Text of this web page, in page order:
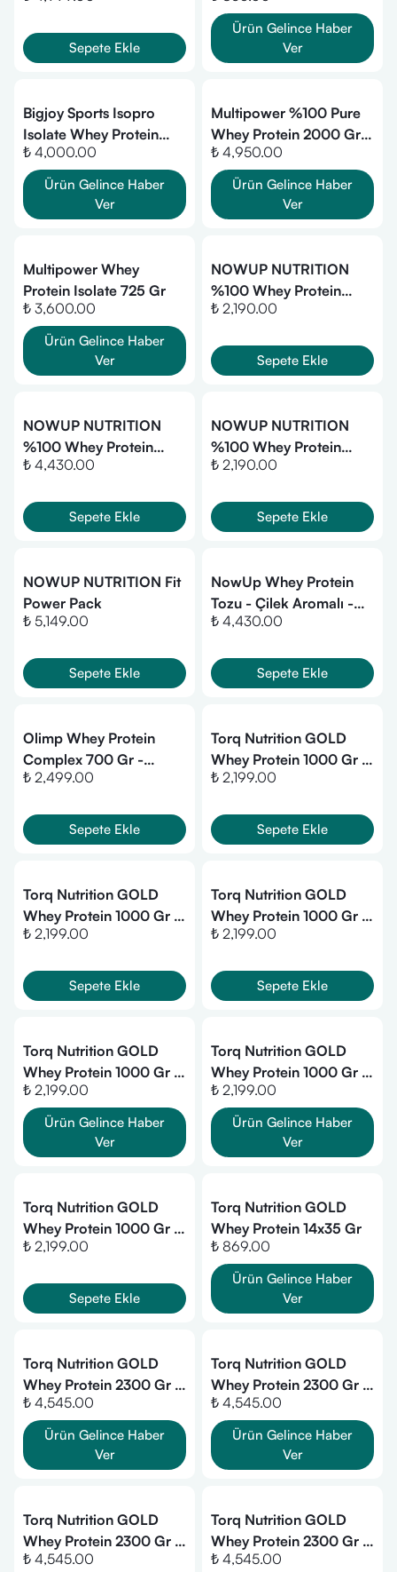
Sepete Ekle
Ürün Gelince Haber
Ver
Bigjoy Sports Isopro
Isolate Whey Protein
1026 Gr - Bisküvi
₺ 4,000.00
Ürün Gelince Haber
Ver
Multipower %100 Pure
Whey Protein 2000 Gr -
Çikolata
₺ 4,950.00
Ürün Gelince Haber
Ver
Multipower Whey
Protein Isolate 725 Gr
₺ 3,600.00
Ürün Gelince Haber
Ver
NOWUP NUTRITION
%100 Whey Protein
Tozu Çikolata Aromalı -
₺ 2,190.00
Sepete Ekle
NOWUP NUTRITION
%100 Whey Protein
Tozu Çikolata Aromalı -
Kas Gelişimi Ve
Korunması
₺ 4,430.00
Sepete Ekle
NOWUP NUTRITION
%100 Whey Protein
Tozu Çilek Aromalı -
Ve Korunması
₺ 2,190.00
Sepete Ekle
NOWUP NUTRITION Fit
Power Pack
₺ 5,149.00
Sepete Ekle
NowUp Whey Protein
Tozu - Çilek Aromalı -
2160 Gr.
₺ 4,430.00
Sepete Ekle
Olimp Whey Protein
Complex 700 Gr -
Çikolata
₺ 2,499.00
Sepete Ekle
Torq Nutrition GOLD
Whey Protein 1000 Gr -
Çikolata
₺ 2,199.00
Sepete Ekle
Torq Nutrition GOLD
Whey Protein 1000 Gr -
Muz
₺ 2,199.00
Sepete Ekle
Torq Nutrition GOLD
Whey Protein 1000 Gr -
Çilek
₺ 2,199.00
Sepete Ekle
Torq Nutrition GOLD
Whey Protein 1000 Gr -
Mango
₺ 2,199.00
Ürün Gelince Haber
Ver
Torq Nutrition GOLD
Whey Protein 1000 Gr -
Limon
₺ 2,199.00
Ürün Gelince Haber
Ver
Torq Nutrition GOLD
Whey Protein 1000 Gr -
Kurabiye
₺ 2,199.00
Sepete Ekle
Torq Nutrition GOLD
Whey Protein 14x35 Gr
₺ 869.00
Ürün Gelince Haber
Ver
Torq Nutrition GOLD
Whey Protein 2300 Gr -
Çikolata
₺ 4,545.00
Ürün Gelince Haber
Ver
Torq Nutrition GOLD
Whey Protein 2300 Gr -
Muz
₺ 4,545.00
Ürün Gelince Haber
Ver
Torq Nutrition GOLD
Whey Protein 2300 Gr -
Çilek
₺ 4,545.00
Torq Nutrition GOLD
Whey Protein 2300 Gr -
Mango
₺ 4,545.00